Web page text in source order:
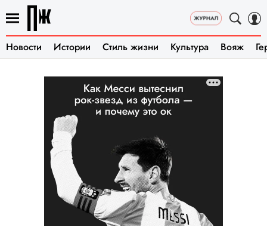
Новости Истории Стиль жизни Культура Вояж